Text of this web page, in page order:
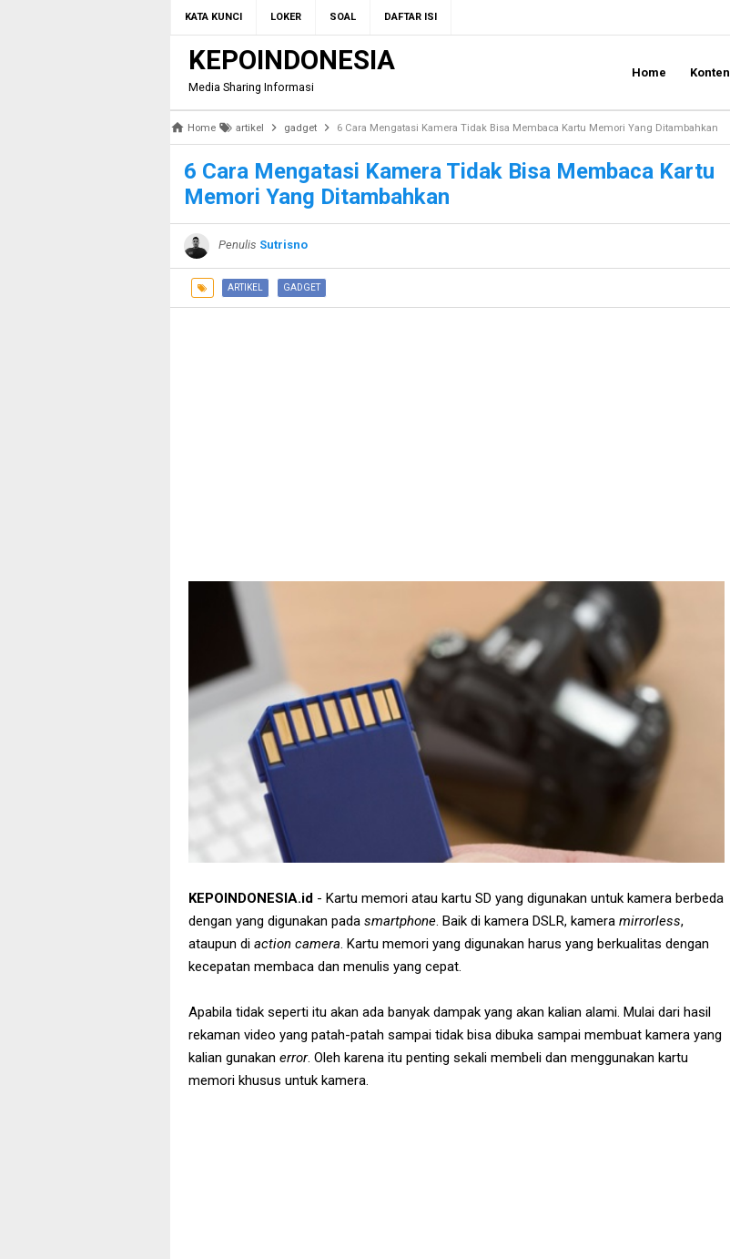
KATA KUNCI LOKER SOAL DAFTAR ISI
KEPOINDONESIA
Media Sharing Informasi
Home Konten
Home artikel gadget 6 Cara Mengatasi Kamera Tidak Bisa Membaca Kartu Memori Yang Ditambahkan
6 Cara Mengatasi Kamera Tidak Bisa Membaca Kartu
Memori Yang Ditambahkan
Penulis Sutrisno
ARTIKEL GADGET
KEPOINDONESIA.id - Kartu memori atau kartu SD yang digunakan untuk kamera berbeda
dengan yang digunakan pada smartphone. Baik di kamera DSLR, kamera mirrorless,
ataupun di action camera. Kartu memori yang digunakan harus yang berkualitas dengan
kecepatan membaca dan menulis yang cepat.
Apabila tidak seperti itu akan ada banyak dampak yang akan kalian alami. Mulai dari hasil
rekaman video yang patah-patah sampai tidak bisa dibuka sampai membuat kamera yang
kalian gunakan error. Oleh karena itu penting sekali membeli dan menggunakan kartu
memori khusus untuk kamera.